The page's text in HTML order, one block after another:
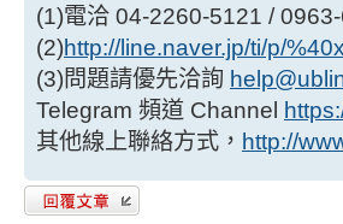
(1)電洽 04-2260-5121 /
(2)http://line.naver.jp/ti/p/
(3)問題請優先洽詢
Telegram 頻道 Channel
其他線上聯絡方式， http://
發表回覆